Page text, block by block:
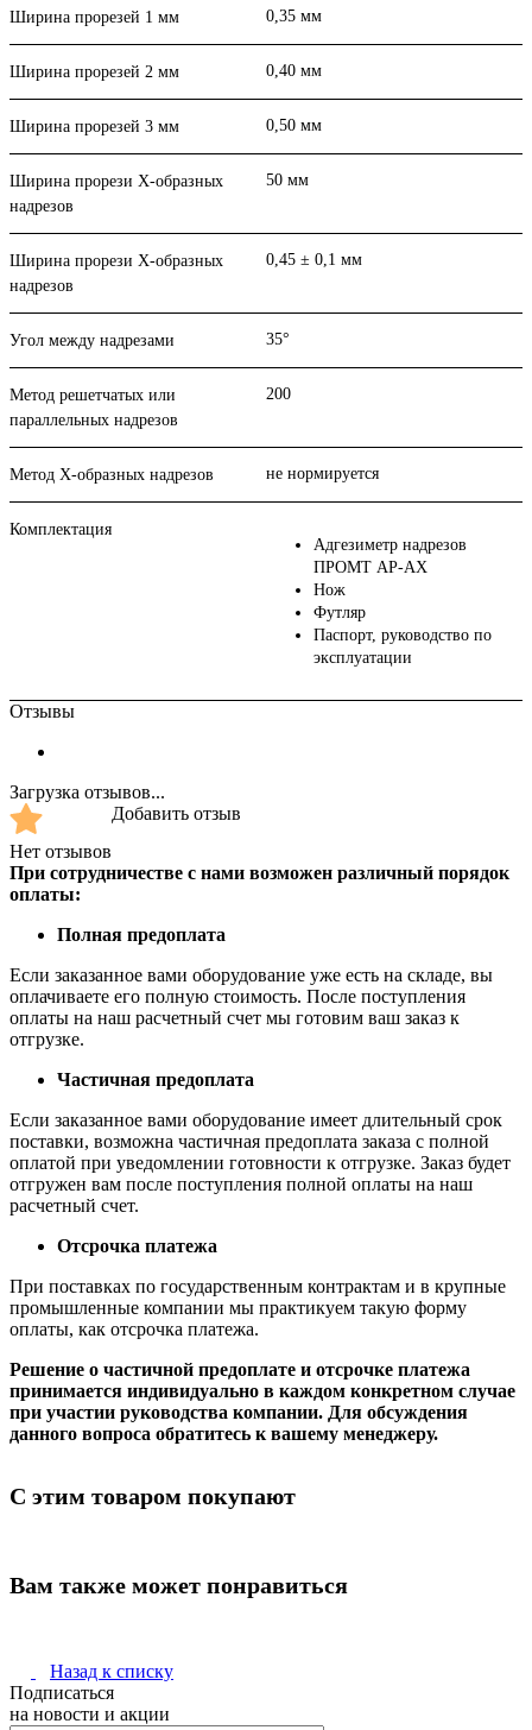
Ширина прорезей 1 мм 0,35 мм
Ширина прорезей 2 мм 0,40 мм
Ширина прорезей 3 мм 0,50 мм
Ширина прорези Х-образных
надрезов
50 мм
Ширина прорези Х-образных
надрезов
0,45 ± 0,1 мм
Угол между надрезами 35°
Метод решетчатых или
параллельных надрезов
200
Метод Х-образных надрезов не нормируется
Комплектация
Адгезиметр надрезов
ПРОМТ АР-АХ
Нож
Футляр
Паспорт, руководство по
эксплуатации
Отзывы
Загрузка отзывов...
Нет отзывов
Добавить отзыв
При сотрудничестве с нами возможен различный порядок
оплаты:
Полная предоплата
Если заказанное вами оборудование уже есть на складе, вы
оплачиваете его полную стоимость. После поступления
оплаты на наш расчетный счет мы готовим ваш заказ к
отгрузке.
Частичная предоплата
Если заказанное вами оборудование имеет длительный срок
поставки, возможна частичная предоплата заказа с полной
оплатой при уведомлении готовности к отгрузке. Заказ будет
отгружен вам после поступления полной оплаты на наш
расчетный счет.
Отсрочка платежа
При поставках по государственным контрактам и в крупные
промышленные компании мы практикуем такую форму
оплаты, как отсрочка платежа.
Решение о частичной предоплате и отсрочке платежа
принимается индивидуально в каждом конкретном случае
при участии руководства компании. Для обсуждения
данного вопроса обратитесь к вашему менеджеру.
С этим товаром покупают
Вам также может понравиться
Назад к списку
Подписаться
на новости и акции